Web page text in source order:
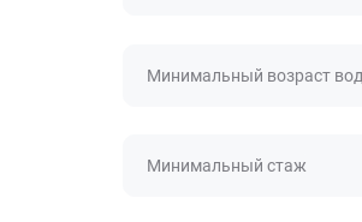
Минимальный возраст
Минимальный стаж